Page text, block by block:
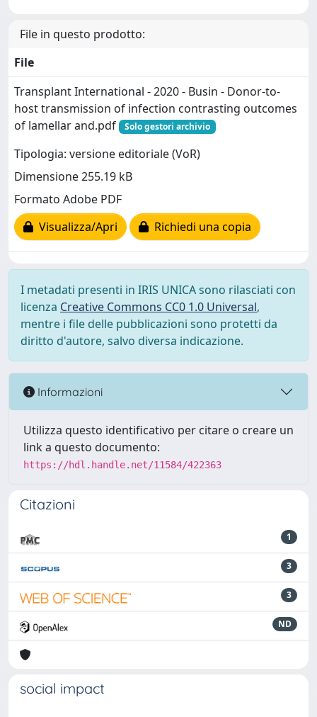
File in questo prodotto:
File
Transplant International - 2020 - Busin - Donor‐to‐
host transmission of infection contrasting outcomes
of lamellar and.pdf
Solo gestori archivio
Tipologia: versione editoriale (VoR)
Dimensione 255.19 kB
Formato Adobe PDF
Visualizza/Apri
Richiedi una copia
I metadati presenti in IRIS UNICA sono rilasciati con
licenza Creative Commons CC0 1.0 Universal,
mentre i file delle pubblicazioni sono protetti da
diritto d'autore, salvo diversa indicazione.
Informazioni
Utilizza questo identificativo per citare o creare un
link a questo documento:
https://hdl.handle.net/11584/422363
Citazioni
1
3
3
ND
social impact